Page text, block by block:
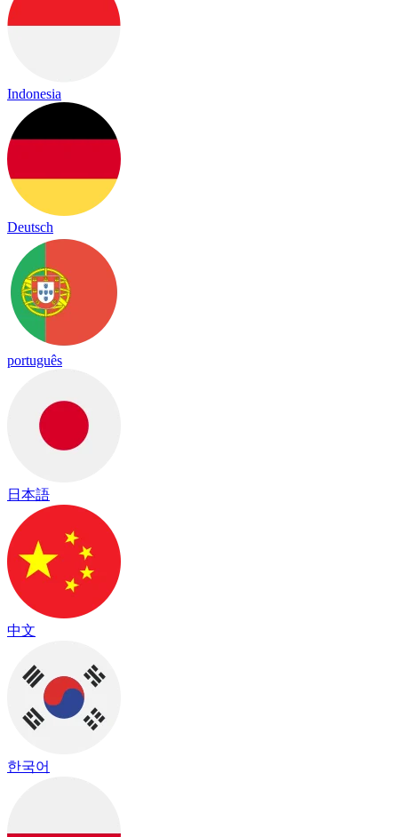
Indonesia
Deutsch
português
日本語
中文
한국어